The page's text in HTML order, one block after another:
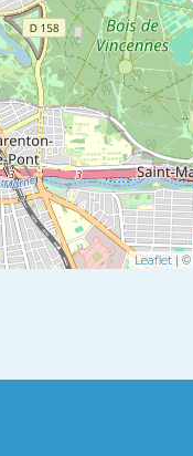
Leaflet | ©